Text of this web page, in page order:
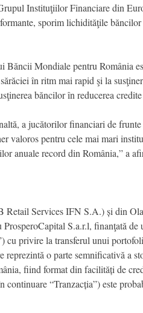
Instituţiilor Financiare din
sporim lichidităţile
Mondiale pentru România
în ritm mai rapid şi la
băncilor în reducerea
a jucătorilor financiari de
valoros pentru cele mai mari
anuale record din România,” a
Retail Services IFN S.A.) și din
S.a.r.l, finanţată
privire la transferul unui
o parte semnificativă a
fiind format din facilități de
“Tranzacția”) este